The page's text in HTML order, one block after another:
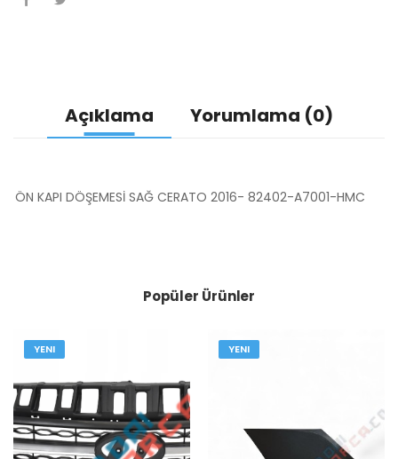
Açıklama Yorumlama (0)
ÖN KAPI DÖŞEMESİ SAĞ CERATO 2016- 82402-A7001-HMC
Popüler Ürünler
YENI YENI